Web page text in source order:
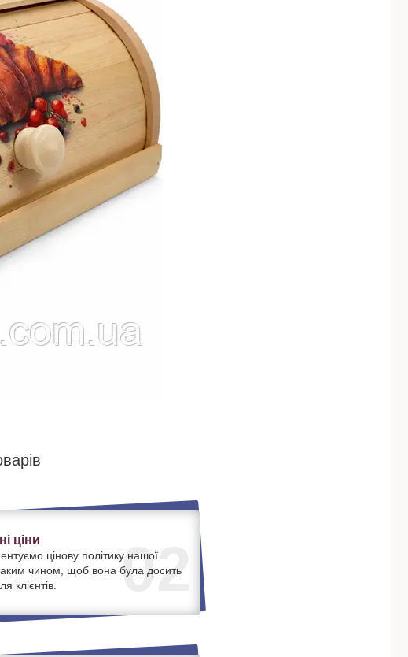
02
ціни
цінову політику нашої
чином, щоб вона була досить
клієнтів.